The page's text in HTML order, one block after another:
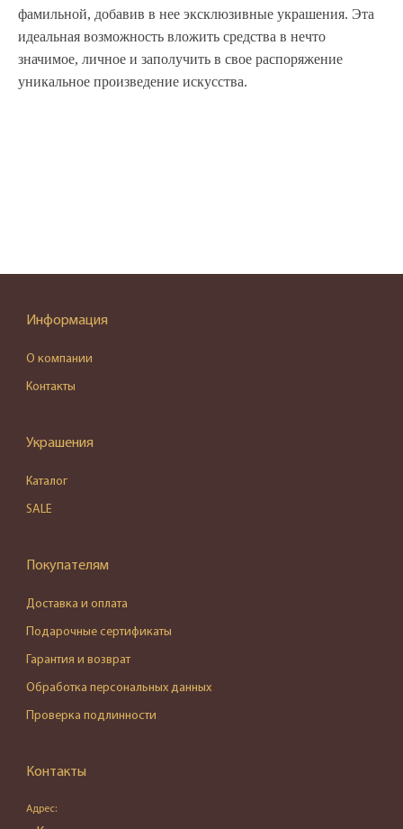
фамильной, добавив в нее эксклюзивные украшения. Эта
идеальная возможность вложить средства в нечто
значимое, личное и заполучить в свое распоряжение
уникальное произведение искусства.
Информация
О компании
Контакты
Украшения
Каталог
SALE
Покупателям
Доставка и оплата
Подарочные сертификаты
Гарантия и возврат
Обработка персональных данных
Проверка подлинности
Контакты
Адрес: